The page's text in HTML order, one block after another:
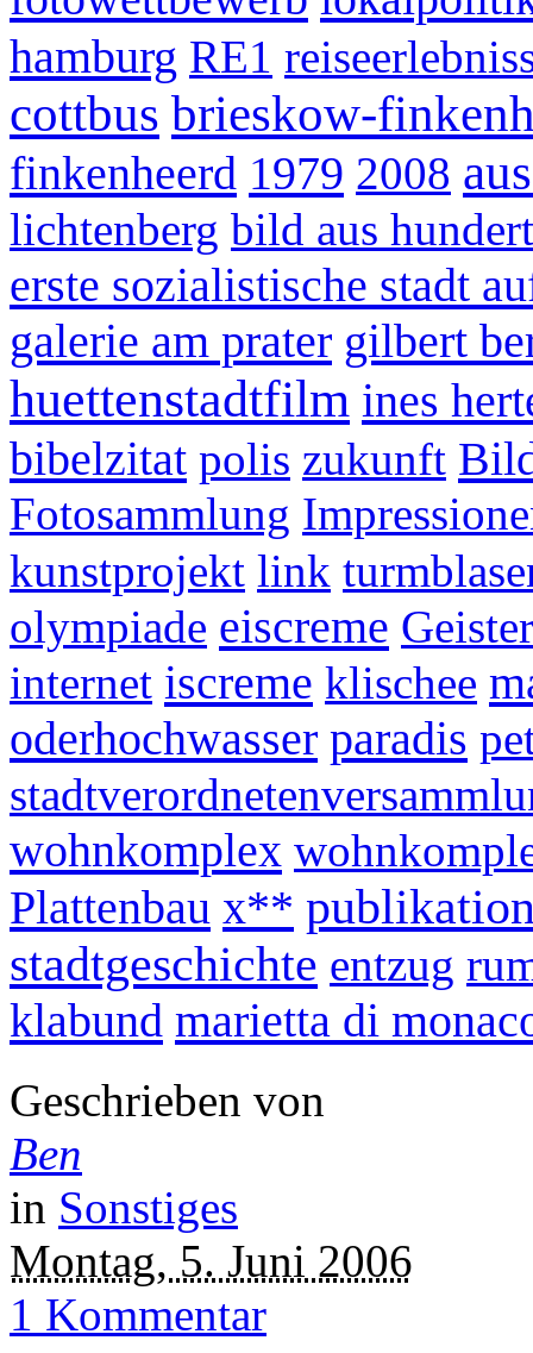
hamburg RE1
cottbus brieskow-
finkenheerd 1979 2008
lichtenberg bild aus
erste sozialistische stadt
galerie am prater gilbert
huettenstadtfilm ines
bibelzitat polis zukunft
Fotosammlung
kunstprojekt link
olympiade eiscreme
internet iscreme klischee
oderhochwasser paradis
wohnkomplex
Plattenbau x**
stadtgeschichte entzug
klabund marietta di
Geschrieben von
Ben
in Sonstiges
Montag, 5. Juni 2006
1 Kommentar